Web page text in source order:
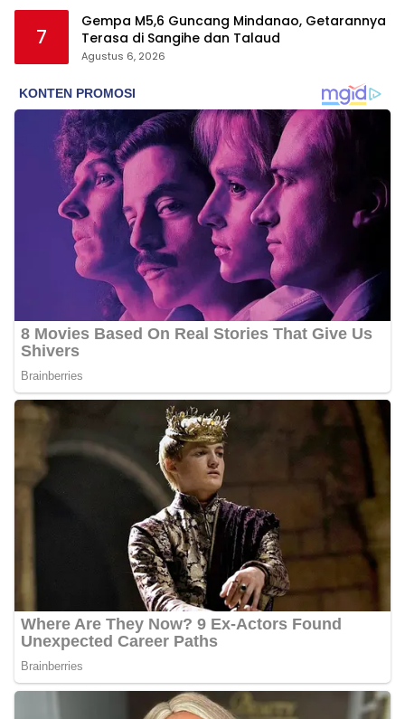
7
Gempa M5,6 Guncang Mindanao, Getarannya
Terasa di Sangihe dan Talaud
Agustus 6, 2026